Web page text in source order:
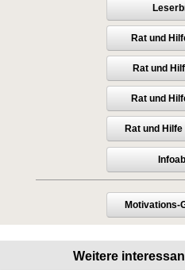
Rat und
Rat und
Rat und
Rat und
Motivations-
Weitere